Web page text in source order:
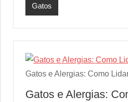
Gatos
Gatos e Alergias: Como
Gatos e Alergias: